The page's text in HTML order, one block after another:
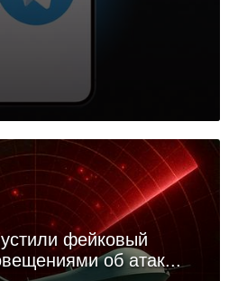
фейковый
об атак...